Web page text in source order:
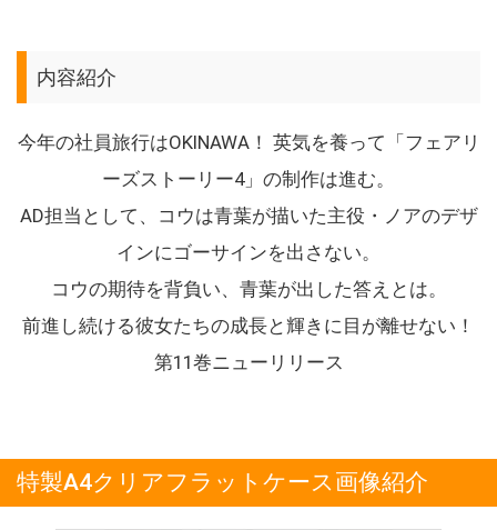
内容紹介
今年の社員旅行はOKINAWA！ 英気を養って「フェアリ
ーズストーリー4」の制作は進む。
AD担当として、コウは青葉が描いた主役・ノアのデザ
インにゴーサインを出さない。
コウの期待を背負い、青葉が出した答えとは。
前進し続ける彼女たちの成長と輝きに目が離せない！
第11巻ニューリリース
特製A4クリアフラットケース画像紹介